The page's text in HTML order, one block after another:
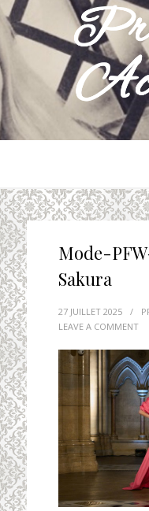
Mode-
Sakura
27 JUILLET 2025 /
LEAVE A COMMENT